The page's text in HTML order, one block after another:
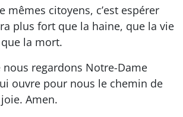
mêmes citoyens, c’est espérer
plus fort que la haine, que la vie
la mort.
nous regardons Notre-Dame
ouvre pour nous le chemin de
Amen.